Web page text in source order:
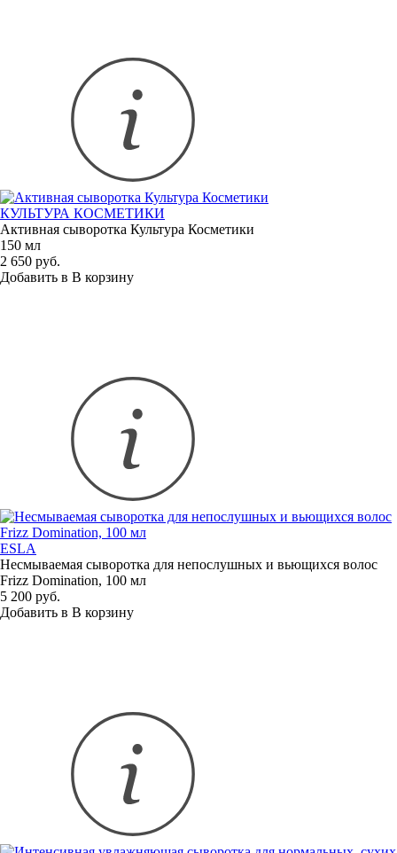
КУЛЬТУРА КОСМЕТИКИ
Активная сыворотка Культура Косметики
150 мл
2 650 руб.
Добавить в В корзину
ESLA
Несмываемая сыворотка для непослушных и вьющихся волос
Frizz Domination, 100 мл
5 200 руб.
Добавить в В корзину